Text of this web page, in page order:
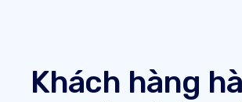
Khách hàng